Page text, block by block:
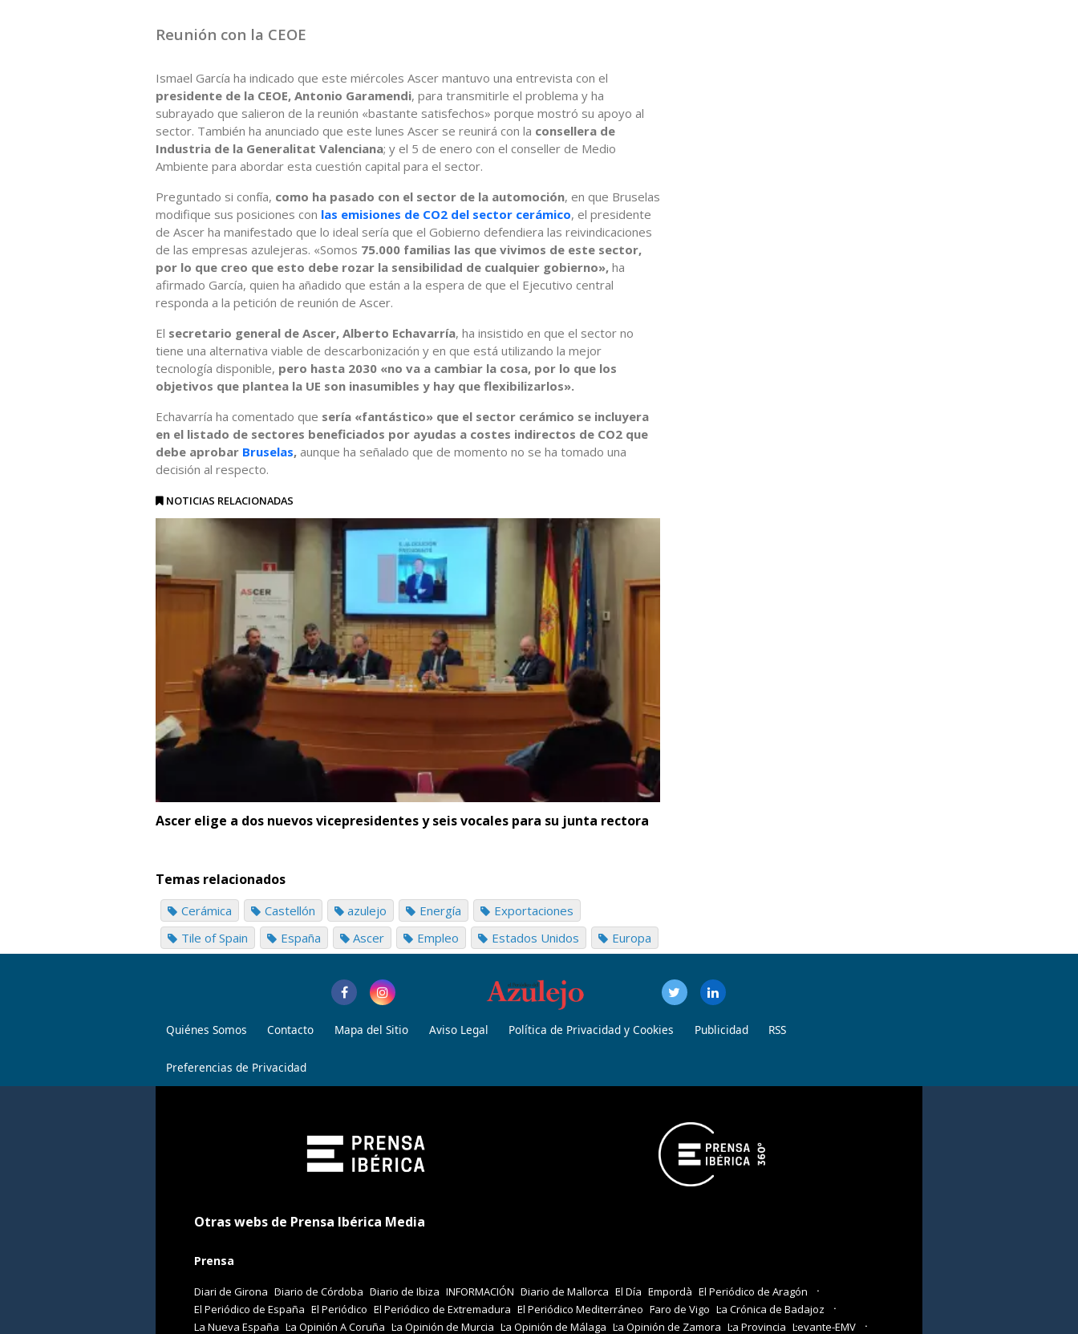
Reunión con la CEOE
Ismael García ha indicado que este miércoles Ascer mantuvo una entrevista con el
presidente de la CEOE, Antonio Garamendi, para transmitirle el problema y ha
subrayado que salieron de la reunión «bastante satisfechos» porque mostró su apoyo al
sector. También ha anunciado que este lunes Ascer se reunirá con la consellera de
Industria de la Generalitat Valenciana; y el 5 de enero con el conseller de Medio
Ambiente para abordar esta cuestión capital para el sector.
Preguntado si confía, como ha pasado con el sector de la automoción, en que Bruselas
modifique sus posiciones con las emisiones de CO2 del sector cerámico, el presidente
de Ascer ha manifestado que lo ideal sería que el Gobierno defendiera las reivindicaciones
de las empresas azulejeras. «Somos 75.000 familias las que vivimos de este sector,
por lo que creo que esto debe rozar la sensibilidad de cualquier gobierno», ha
afirmado García, quien ha añadido que están a la espera de que el Ejecutivo central
responda a la petición de reunión de Ascer.
El secretario general de Ascer, Alberto Echavarría, ha insistido en que el sector no
tiene una alternativa viable de descarbonización y en que está utilizando la mejor
tecnología disponible, pero hasta 2030 «no va a cambiar la cosa, por lo que los
objetivos que plantea la UE son inasumibles y hay que flexibilizarlos».
Echavarría ha comentado que sería «fantástico» que el sector cerámico se incluyera
en el listado de sectores beneficiados por ayudas a costes indirectos de CO2 que
debe aprobar Bruselas, aunque ha señalado que de momento no se ha tomado una
decisión al respecto.
NOTICIAS RELACIONADAS
Ascer elige a dos nuevos vicepresidentes y seis vocales para su junta rectora
Temas relacionados
Cerámica Castellón azulejo Energía
Exportaciones
Tile of Spain
España Ascer Empleo Estados Unidos Europa
Quiénes Somos Contacto Mapa del Sitio Aviso Legal Política de Privacidad y Cookies Publicidad RSS
Preferencias de Privacidad
Otras webs de Prensa Ibérica Media
Prensa
Diari de Girona Diario de Córdoba Diario de Ibiza INFORMACIÓN Diario de Mallorca El Día Empordà El Periódico de Aragón
El Periódico de España El Periódico El Periódico de Extremadura El Periódico Mediterráneo Faro de Vigo La Crónica de Badajoz
La Nueva España La Opinión A Coruña La Opinión de Murcia La Opinión de Málaga La Opinión de Zamora La Provincia Levante-EMV